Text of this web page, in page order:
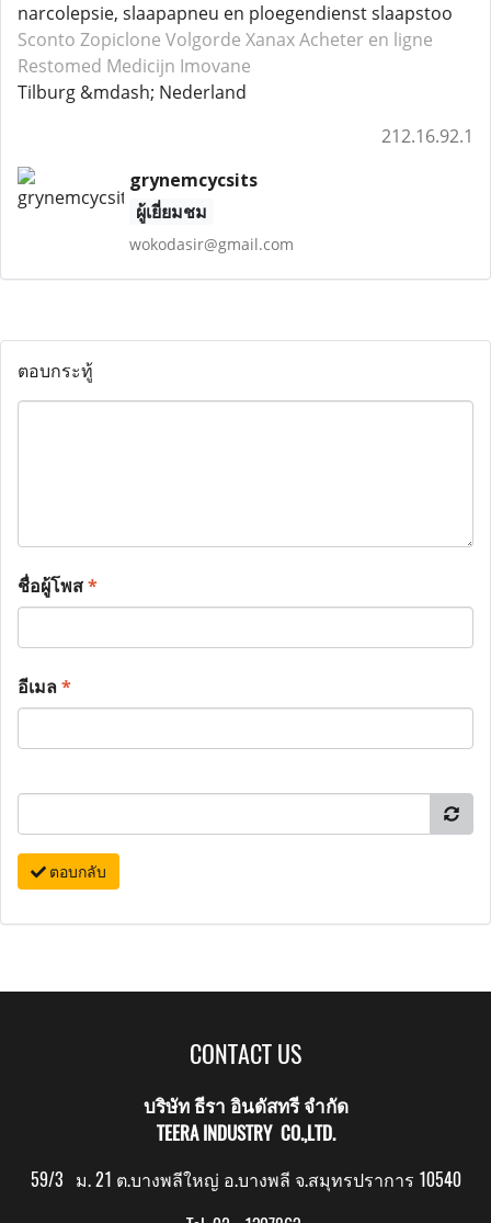
narcolepsie, slaapapneu en ploegendienst slaapstoo
Sconto Zopiclone Volgorde XanaxAcheter en ligne
Restomed Medicijn Imovane
Tilburg &mdash; Nederland
212.16.92.1
grynemcycsits
ผู้เยี่ยมชม
wokodasir@gmail.com
ตอบกระทู้
ชื่อผู้โพส*
อีเมล*
ตอบกลับ
CONTACT US
บริษัท ธีรา อินดัสทรี จำกัด
TEERA INDUSTRY CO.,LTD.
59/3 ม. 21 ต.บางพลีใหญ่ อ.บางพลี จ.สมุทรปราการ 10540